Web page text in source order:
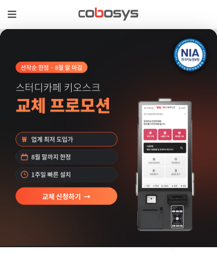
코보시스는 B2B 무인공간 운영과 B2C 공간 서비스를 아우르는 와우플과 매장 운영 통